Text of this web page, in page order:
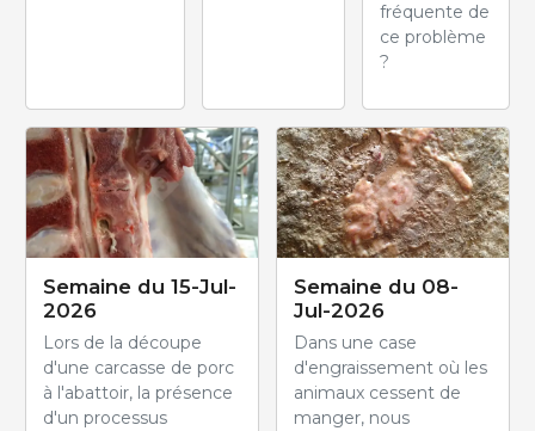
fréquente de
ce problème
?
Semaine du 15-Jul-
2026
Lors de la découpe
d'une carcasse de porc
à l'abattoir, la présence
d'un processus
Semaine du 08-
Jul-2026
Dans une case
d'engraissement où les
animaux cessent de
manger, nous